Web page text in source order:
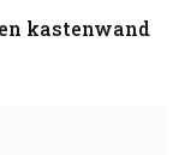
kastenwand